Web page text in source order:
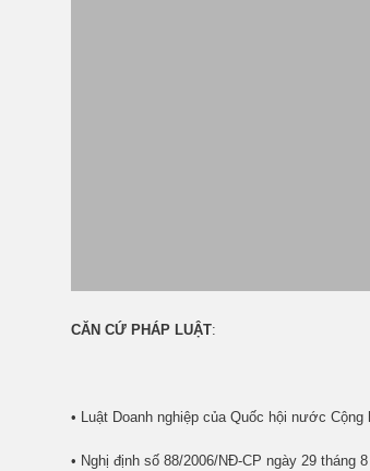
CĂN CỨ PHÁP LUẬT:
• Luật Doanh nghiệp của Quốc hội nước
• Nghị định số 88/2006/NĐ-CP ngày 29 tháng